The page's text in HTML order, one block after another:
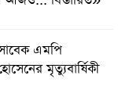
এমপি
মৃত্যুবার্ষিকী